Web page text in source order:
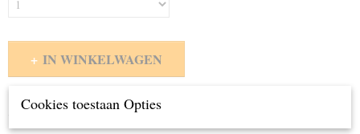
IN WINKELWAGEN
Specificaties
Cookies toestaan Opties